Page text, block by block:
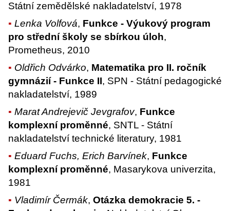
Státní zemědělské nakladatelství, 1978
Lenka Volfová, Funkce - Výukový program
pro střední školy se sbírkou úloh,
Prometheus, 2010
Oldřich Odvárko, Matematika pro II. ročník
gymnázií - Funkce II, SPN - Státní pedagogické
nakladatelství, 1989
Marat Andrejevič Jevgrafov, Funkce
komplexní proměnné, SNTL - Státní
nakladatelství technické literatury, 1981
Eduard Fuchs, Erich Barvínek, Funkce
komplexní proměnné, Masarykova univerzita,
1981
Vladimír Čermák,Otázka demokracie 5. -